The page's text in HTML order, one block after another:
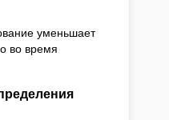
уменьшает
во время